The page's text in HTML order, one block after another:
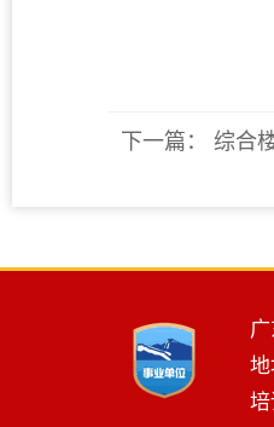
下一篇： 综合